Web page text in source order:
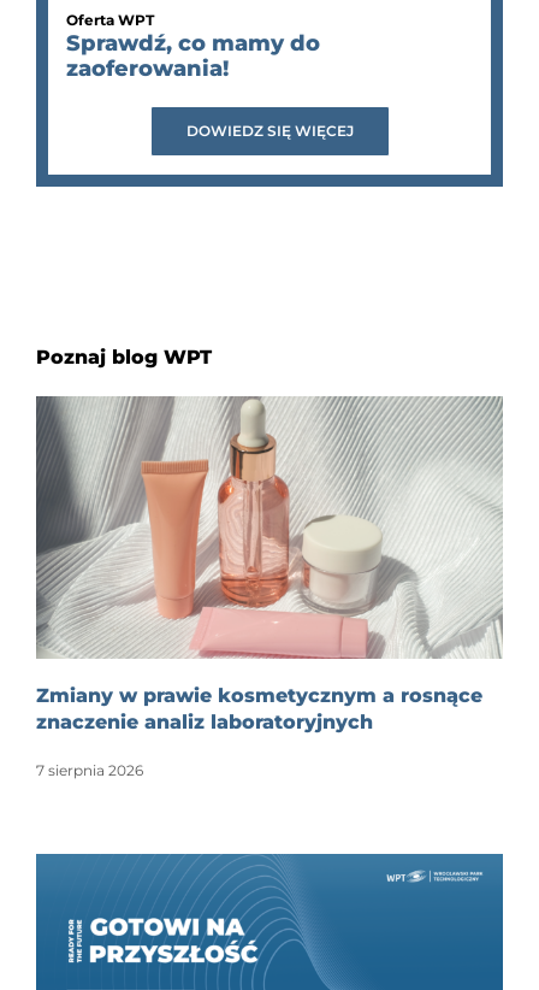
Oferta WPT
Sprawdź, co mamy do
zaoferowania!
DOWIEDZ SIĘ WIĘCEJ
Poznaj blog WPT
Zmiany w prawie kosmetycznym a rosnące
znaczenie analiz laboratoryjnych
7 sierpnia 2026